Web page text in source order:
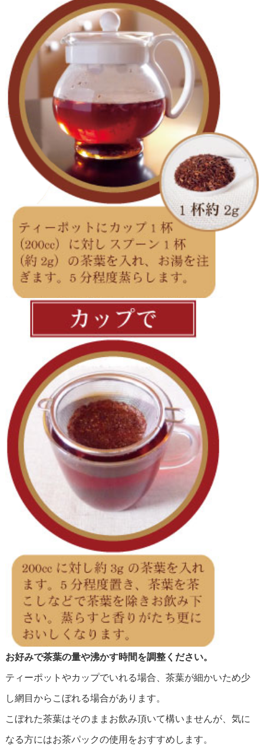
お好みで茶葉の量や沸かす時間を調整ください。
ティーポットやカップでいれる場合、茶葉が細かいため少
し網目からこぼれる場合があります。
こぼれた茶葉はそのままお飲み頂いて構いませんが、気に
なる方にはお茶パックの使用をおすすめします。